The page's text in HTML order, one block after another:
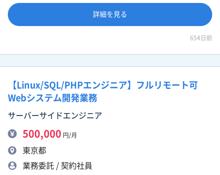
詳細を見る
654日前
【Linux/SQL/PHPエンジニア】フルリモート可
Webシステム開発業務
サーバーサイドエンジニア
500,000 円/月
東京都
業務委託 / 契約社員